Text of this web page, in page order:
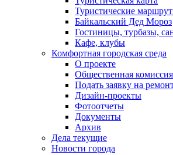
Туристические
Байкальский Дед Мороз
Гостиницы, турбазы,
Кафе, клубы
Комфортная городская среда
О проекте
Общественная комиссия
Подать заявку на
Дизайн-проекты
Фотоотчеты
Документы
Архив
Дела текущие
Новости города